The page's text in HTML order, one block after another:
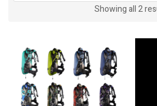
Showing all 2